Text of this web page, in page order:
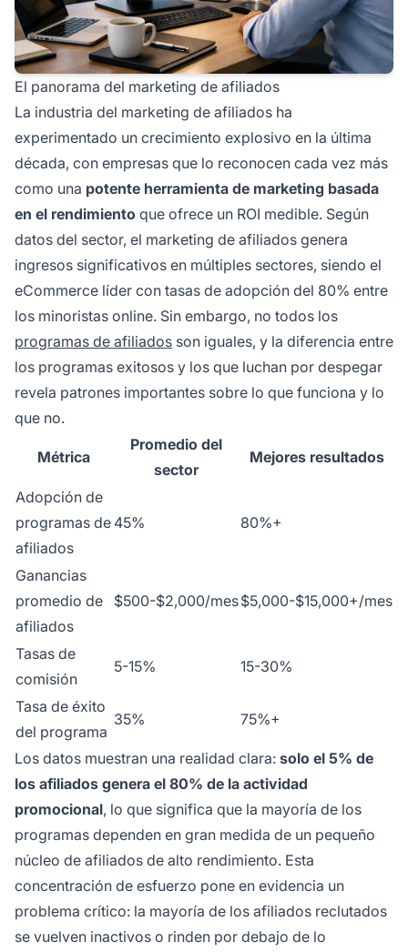
El panorama del marketing de afiliados
La industria del marketing de afiliados ha
experimentado un crecimiento explosivo en la última
década, con empresas que lo reconocen cada vez más
como una potente herramienta de marketing basada
en el rendimiento que ofrece un ROI medible. Según
datos del sector, el marketing de afiliados genera
ingresos significativos en múltiples sectores, siendo el
eCommerce líder con tasas de adopción del 80% entre
los minoristas online. Sin embargo, no todos los
programas de afiliados son iguales, y la diferencia entre
los programas exitosos y los que luchan por despegar
revela patrones importantes sobre lo que funciona y lo
que no.
Métrica
Promedio del
sector
Mejores resultados
Adopción de
programas de
afiliados
45% 80%+
Ganancias
promedio de
afiliados
$500-$2,000/mes$5,000-$15,000+/mes
Tasas de
comisión
5-15% 15-30%
Tasa de éxito
del programa
35% 75%+
Los datos muestran una realidad clara: solo el 5% de
los afiliados genera el 80% de la actividad
promocional, lo que significa que la mayoría de los
programas dependen en gran medida de un pequeño
núcleo de afiliados de alto rendimiento. Esta
concentración de esfuerzo pone en evidencia un
problema crítico: la mayoría de los afiliados reclutados
se vuelven inactivos o rinden por debajo de lo